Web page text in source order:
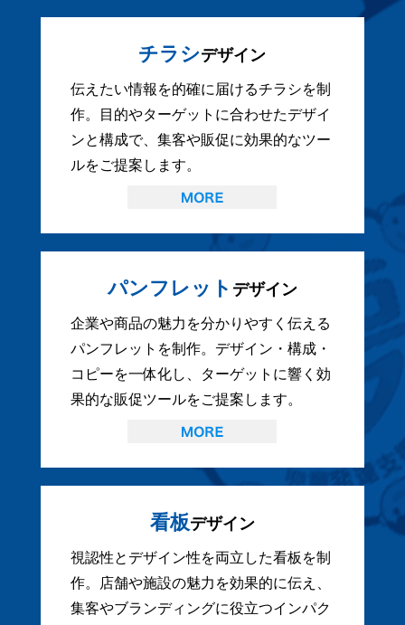
チラシデザイン
伝えたい情報を的確に届けるチラシを制
作。目的やターゲットに合わせたデザイ
ンと構成で、集客や販促に効果的なツー
ルをご提案します。
パンフレット デザイン
企業や商品の魅力を分かりやすく伝える
パンフレットを制作。デザイン・構成・
コピーを一体化し、ターゲットに響く効
果的な販促ツールをご提案します。
看板デザイン
視認性とデザイン性を両立した看板を制
作。店舗や施設の魅力を効果的に伝え、
集客やブランディングに役立つインパク